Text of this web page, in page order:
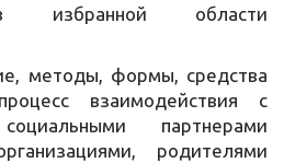
избранной области
методы, формы, средства
взаимодействия с
партнерами
родителями